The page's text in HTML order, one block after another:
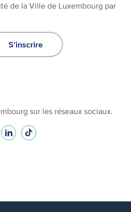
de la Ville de Luxembourg par
S'inscrire
sur les réseaux sociaux.